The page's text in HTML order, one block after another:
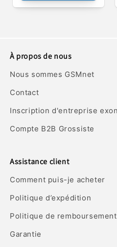
À propos de nous
Nous sommes GSMnet
Contact
Inscription d'entreprise
Compte B2B Grossiste
Assistance client
Comment puis-je acheter
Politique d’expédition
Politique de remboursement
Garantie